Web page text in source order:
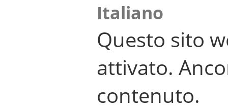
Italiano
Questo sito
attivato.
contenuto.